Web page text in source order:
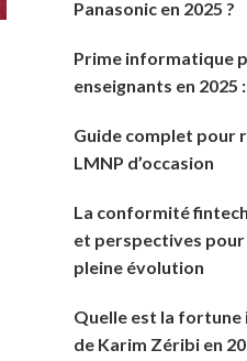
Panasonic en 2025 ?
Prime informatique
enseignants en 2025
Guide complet pour
LMNP d’occasion
La conformité
et perspectives pour
pleine évolution
Quelle est la
de Karim Zéribi en